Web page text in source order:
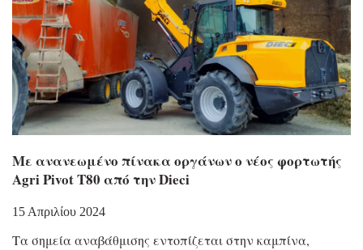
Με ανανεωμένο πίνακα οργάνων ο νέος φορτωτής
Agri Pivot T80 από την Dieci
15 Απριλίου 2024
Τα σημεία αναβάθμισης εντοπίζεται στην καμπίνα,